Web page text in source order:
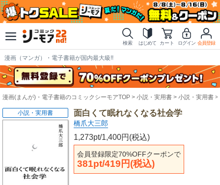
検索 はじめて カート ログイン 会員登録
漫画（マンガ）・電子書籍が国内最大級!!
漫画(まんが)・電子書籍のコミックシーモアTOP 小説・実用書 小説・実用書
面白くて眠れなくなる社会学
橋爪大三郎
1,273pt/1,400円(税込)
会員登録限定70%OFFクーポンで
381pt/419円(税込)
小説・実用書